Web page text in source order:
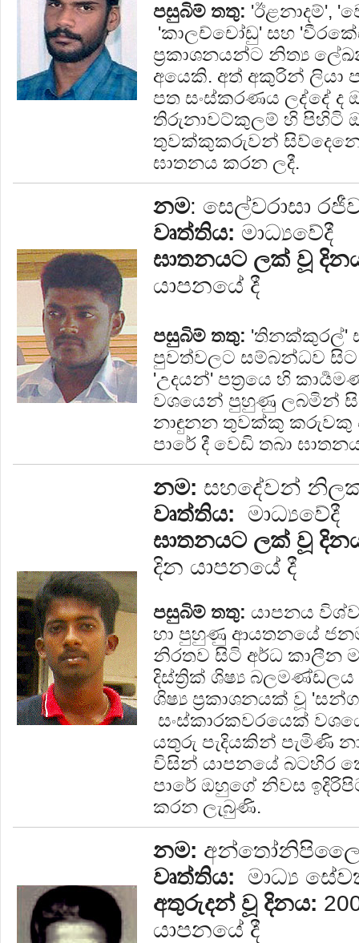
පසුබිම් තතු: 'ඊළනාදම්',
'කාලච්චෝඩු' සහ
ප්‍රකාශනයන්ට නිත්‍ය
අයෙකි. අත් අකුරින් ලියා
පත සංස්කරණය ලද්දේ ද
තිරුනාවට්කුලම් හි පිහිටි
තුවක්කුකරුවන්
ඝාතනය කරන ලදී.
නම: සෙල්වරාසා
වෘත්තිය: මාධ්‍යවේදී
ඝාතනයට ලක් වූ
යාපනයේ දී
පසුබිම් තතු: 'තිනක්කුරල්'
පුවත්වලට සම්බන්ධව සිට
'උදයන්' පත්‍රයෙ හි
වශයෙන් පුහුණු ලබමින්
නාඳුනන තුවක්කු කරුවකු
පාරේ දී වෙඩි තබා
නම: සහදේවන්
වෘත්තිය: මාධ්‍යවේදී
ඝාතනයට ලක් වූ
දින යාපනයේ දී
පසුබිම් තතු: යාපනය
හා පුහුණු ආයතනයේ
නිරතව සිටි අර්ධ කාලීන
දිස්ත්‍රික් ශිෂ්‍ය
ශිෂ්‍ය ප්‍රකාශනයක් වූ
සංස්කාරකවරයෙක්
යතුරු පැදියකින් පැමිණි
විසින් යාපනයේ බටහිර
පාරේ ඔහුගේ නිවස
කරන ලැබුණි.
නම: අන්තෝනිපිලෛ
වෘත්තිය: මාධ්‍ය
අතුරුදන් වූ දිනය:
යාපනයේ දී